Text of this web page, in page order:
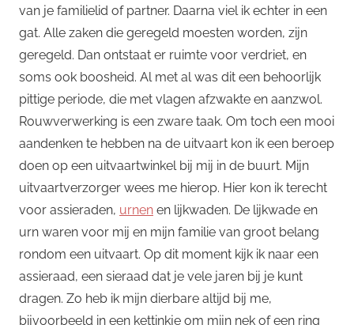
van je familielid of partner. Daarna viel ik echter in een
gat. Alle zaken die geregeld moesten worden, zijn
geregeld. Dan ontstaat er ruimte voor verdriet, en
soms ook boosheid. Al met al was dit een behoorlijk
pittige periode, die met vlagen afzwakte en aanzwol.
Rouwverwerking is een zware taak. Om toch een mooi
aandenken te hebben na de uitvaart kon ik een beroep
doen op een uitvaartwinkel bij mij in de buurt. Mijn
uitvaartverzorger wees me hierop. Hier kon ik terecht
voor assieraden, urnen en lijkwaden. De lijkwade en
urn waren voor mij en mijn familie van groot belang
rondom een uitvaart. Op dit moment kijk ik naar een
assieraad, een sieraad dat je vele jaren bij je kunt
dragen. Zo heb ik mijn dierbare altijd bij me,
bijvoorbeeld in een kettinkje om mijn nek of een ring